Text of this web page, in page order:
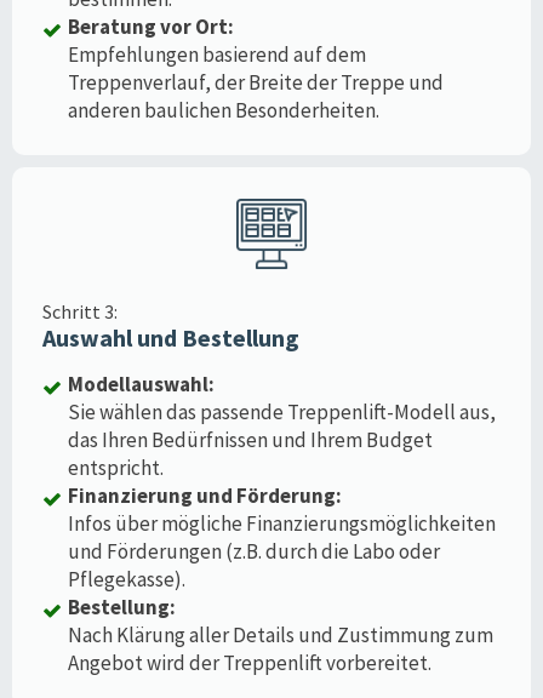
Beratung vor Ort:
Empfehlungen basierend auf dem
Treppenverlauf, der Breite der Treppe und
anderen baulichen Besonderheiten.
Schritt 3:
Auswahl und Bestellung
Modellauswahl:
Sie wählen das passende Treppenlift-Modell aus,
das Ihren Bedürfnissen und Ihrem Budget
entspricht.
Finanzierung und Förderung:
Infos über mögliche Finanzierungsmöglichkeiten
und Förderungen (z.B. durch die Labo oder
Pflegekasse).
Bestellung:
Nach Klärung aller Details und Zustimmung zum
Angebot wird der Treppenlift vorbereitet.